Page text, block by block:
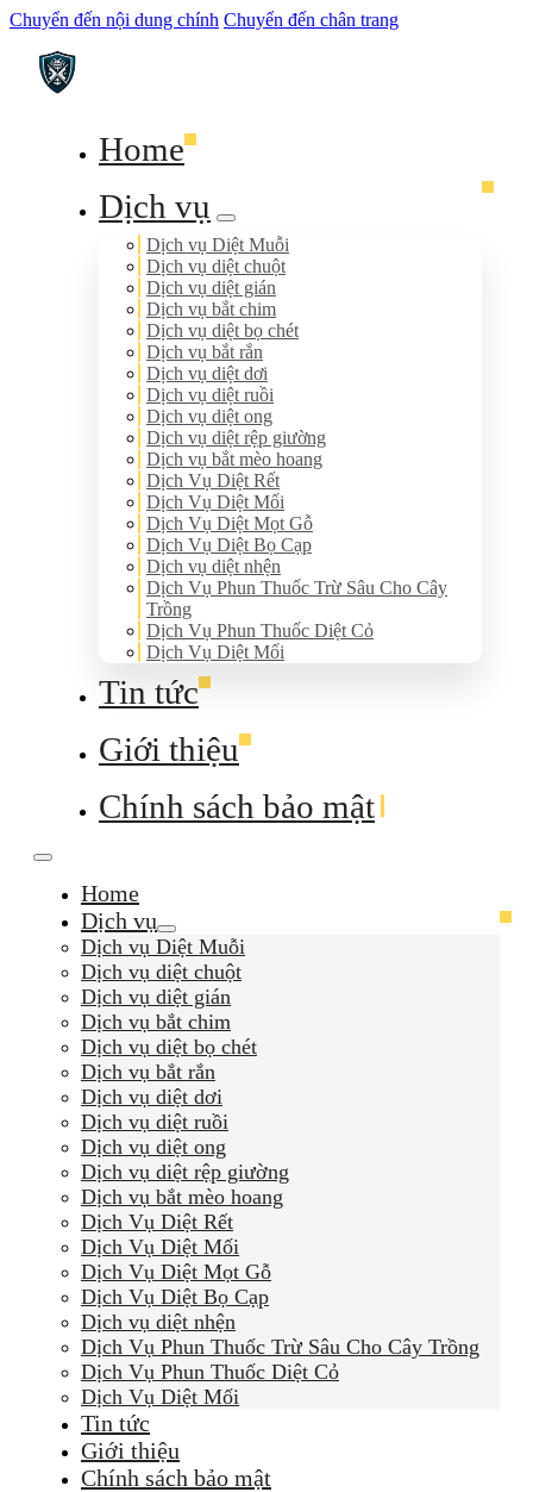
Chuyển đến nội dung chính Chuyển đến chân trang
Home
Dịch vụ
Dịch vụ Diệt Muỗi
Dịch vụ diệt chuột
Dịch vụ diệt gián
Dịch vụ bắt chim
Dịch vụ diệt bọ chét
Dịch vụ bắt rắn
Dịch vụ diệt dơi
Dịch vụ diệt ruồi
Dịch vụ diệt ong
Dịch vụ diệt rệp giường
Dịch vụ bắt mèo hoang
Dịch Vụ Diệt Rết
Dịch Vụ Diệt Mối
Dịch Vụ Diệt Mọt Gỗ
Dịch Vụ Diệt Bọ Cạp
Dịch vụ diệt nhện
Dịch Vụ Phun Thuốc Trừ Sâu Cho Cây
Trồng
Dịch Vụ Phun Thuốc Diệt Cỏ
Dịch Vụ Diệt Mối
Tin tức
Giới thiệu
Chính sách bảo mật
Home
Dịch vụ
Dịch vụ Diệt Muỗi
Dịch vụ diệt chuột
Dịch vụ diệt gián
Dịch vụ bắt chim
Dịch vụ diệt bọ chét
Dịch vụ bắt rắn
Dịch vụ diệt dơi
Dịch vụ diệt ruồi
Dịch vụ diệt ong
Dịch vụ diệt rệp giường
Dịch vụ bắt mèo hoang
Dịch Vụ Diệt Rết
Dịch Vụ Diệt Mối
Dịch Vụ Diệt Mọt Gỗ
Dịch Vụ Diệt Bọ Cạp
Dịch vụ diệt nhện
Dịch Vụ Phun Thuốc Trừ Sâu Cho Cây Trồng
Dịch Vụ Phun Thuốc Diệt Cỏ
Dịch Vụ Diệt Mối
Tin tức
Giới thiệu
Chính sách bảo mật